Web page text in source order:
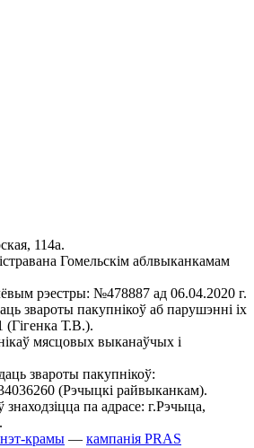
114а.
Гомельскім аблвыканкамам
рэестры: №478887 ад 06.04.2020 г.
звароты пакупнікоў аб парушэнні іх
(Гігенка Т.В.).
мясцовых выканаўчых і
звароты пакупнікоў:
(Рэчыцкі райвыканкам).
знаходзіцца па адрасе: г.Рэчыца,
крамы — кампанія PRAS